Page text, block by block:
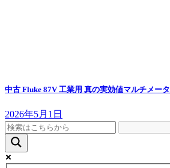
中古 Fluke 87V 工業用 真の実効値マルチメータ
2026年5月1日